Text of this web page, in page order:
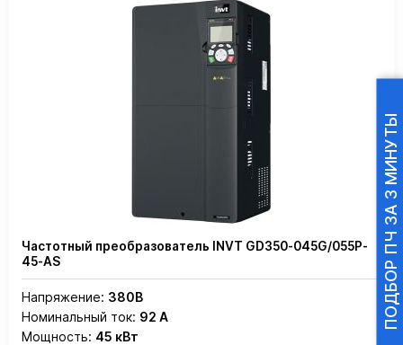
Частотный преобразователь INVT GD350-045G/055P-
45-AS
Напряжение: 380В
Номинальный ток: 92 А
Мощность: 45 кВт
ПОДБОР ПЧ ЗА 3 МИНУТЫ